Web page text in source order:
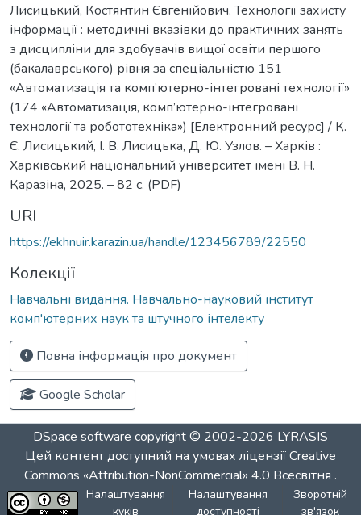
Лисицький, Костянтин Євгенійович. Технології захисту
інформації : методичні вказівки до практичних занять
з дисципліни для здобувачів вищої освіти першого
(бакалаврського) рівня за спеціальністю 151
«Автоматизація та комп’ютерно-інтегровані технології»
(174 «Автоматизація, комп’ютерно-інтегровані
технології та робототехніка») [Електронний ресурс] / К.
Є. Лисицький, І. В. Лисицька, Д. Ю. Узлов. – Харків :
Харківський національний університет імені В. Н.
Каразіна, 2025. – 82 с. (PDF)
URI
https://ekhnuir.karazin.ua/handle/123456789/22550
Колекції
Навчальні видання. Навчально-науковий інститут
комп'ютерних наук та штучного інтелекту
Повна інформація про документ
Google Scholar
DSpace software copyright © 2002-2026 LYRASIS
Цей контент доступний на умовах ліцензіїCreative
Commons «Attribution-NonCommercial» 4.0 Всесвітня .
Налаштування
куків
Налаштування
доступності
Зворотній
зв'язок